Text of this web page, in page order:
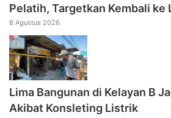
Pelatih, Targetkan Kembali ke
8 Agustus 2026
Lima Bangunan di Kelayan B
Akibat Konsleting Listrik